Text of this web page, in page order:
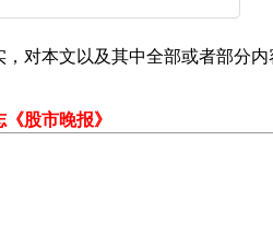
对本文以及其中全部或者部分
股市晚报》